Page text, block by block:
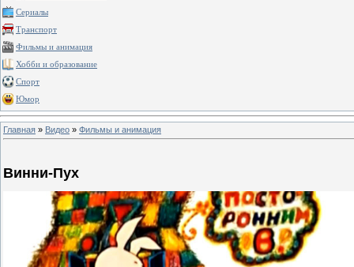
Сериалы
Транспорт
Фильмы и анимация
Хобби и образование
Спорт
Юмор
Главная » Видео » Фильмы и анимация
Винни-Пух